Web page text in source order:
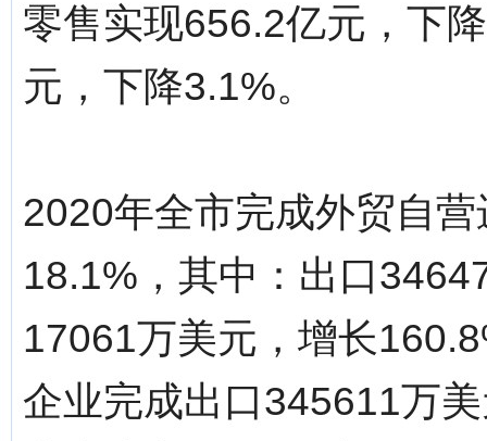
零售实现656.2亿元，下
元，下降3.1%。
2020年全市完成外贸自
18.1%，其中：出口
17061万美元，增长
企业完成出口345611万